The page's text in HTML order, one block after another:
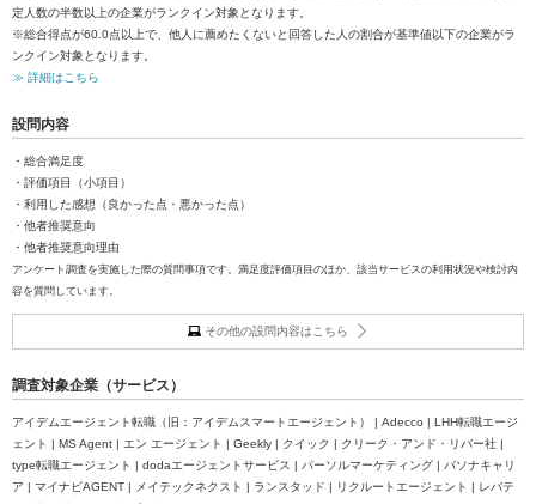
定人数の半数以上の企業がランクイン対象となります。
※総合得点が60.0点以上で、他人に薦めたくないと回答した人の割合が基準値以下の企業がラ
ンクイン対象となります。
≫ 詳細はこちら
設問内容
・総合満足度
・評価項目（小項目）
・利用した感想（良かった点・悪かった点）
・他者推奨意向
・他者推奨意向理由
アンケート調査を実施した際の質問事項です。満足度評価項目のほか、該当サービスの利用状況や検討内
容を質問しています。
その他の設問内容はこちら
調査対象企業（サービス）
アイデムエージェント転職（旧：アイデムスマートエージェント） | Adecco | LHH転職エージ
ェント | MS Agent | エン エージェント | Geekly | クイック | クリーク・アンド・リバー社 |
type転職エージェント | dodaエージェントサービス | パーソルマーケティング | パソナキャリ
ア | マイナビAGENT | メイテックネクスト | ランスタッド | リクルートエージェント | レバテ